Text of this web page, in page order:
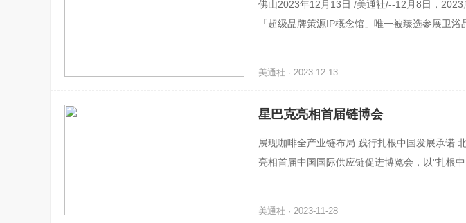
佛山2023年12月13日 /美通社/--12月8日，
「超级品牌策源IP概念馆」唯一被臻选参展卫
美通社 · 2023-12-13
星巴克亮相首届链博会
展现咖啡全产业链布局 践行扎根中国发展承诺
亮相首届中国国际供应链促进博览会，以"扎根
美通社 · 2023-11-28